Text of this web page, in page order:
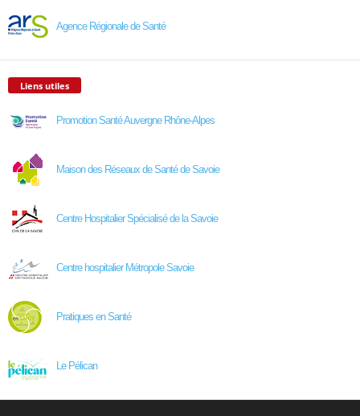
Agence Régionale de Santé
Liens utiles
Promotion Santé Auvergne Rhône-Alpes
Maison des Réseaux de Santé de Savoie
Centre Hospitalier Spécialisé de la Savoie
Centre hospitalier Métropole Savoie
Pratiques en Santé
Le Pélican